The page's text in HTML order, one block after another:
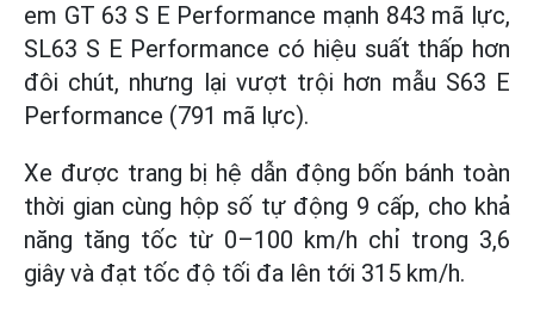
em GT 63 S E Performance mạnh 843 mã lực,
SL63 S E Performance có hiệu suất thấp hơn
đôi chút, nhưng lại vượt trội hơn mẫu S63 E
Performance (791 mã lực).
Xe được trang bị hệ dẫn động bốn bánh toàn
thời gian cùng hộp số tự động 9 cấp, cho khả
năng tăng tốc từ 0–100 km/h chỉ trong 3,6
giây và đạt tốc độ tối đa lên tới 315 km/h.